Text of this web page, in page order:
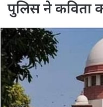
पुलिस ने कविता